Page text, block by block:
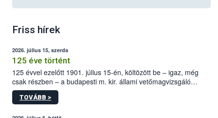
Friss hírek
2026. július 15, szerda
125 éve történt
125 évvel ezelőtt 1901. július 15-én, költözött be – igaz, még
csak részben – a budapesti m. kir. állami vetőmagvizsgáló
állomás a Kis Rókus utca 15. szám alatti, Czigler Győző által
tervezett új épületébe.
TOVÁBB >